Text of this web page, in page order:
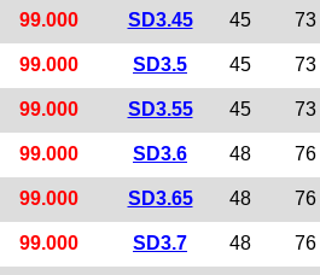
99.000 SD3.45 45 73
99.000 SD3.5 45 73
99.000 SD3.55 45 73
99.000 SD3.6 48 76
99.000 SD3.65 48 76
99.000 SD3.7 48 76